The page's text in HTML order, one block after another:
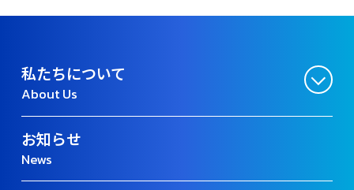
私たちについて
About Us
お知らせ
News